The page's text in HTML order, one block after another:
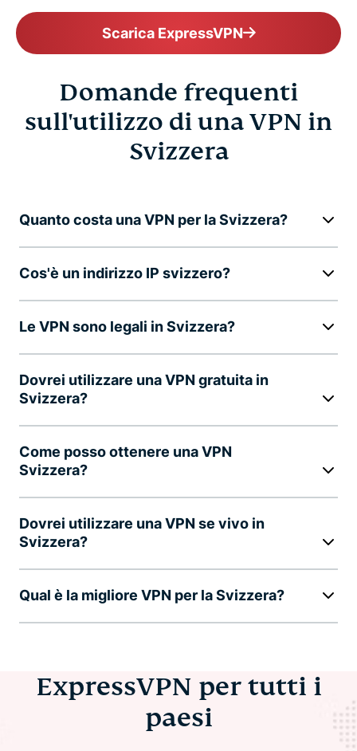
Scarica ExpressVPN
Domande frequenti
sull'utilizzo di una VPN in
Svizzera
Quanto costa una VPN per la Svizzera?
Cos'è un indirizzo IP svizzero?
Le VPN sono legali in Svizzera?
Dovrei utilizzare una VPN gratuita in
Svizzera?
Come posso ottenere una VPN
Svizzera?
Dovrei utilizzare una VPN se vivo in
Svizzera?
Qual è la migliore VPN per la Svizzera?
ExpressVPN per tutti i
paesi